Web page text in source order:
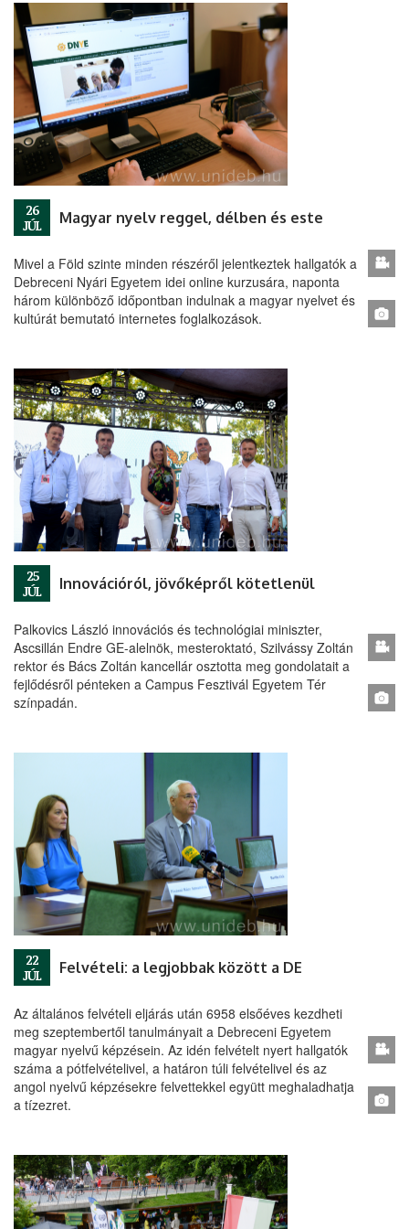
26
JÚL
Magyar nyelv reggel, délben és este
Mivel a Föld szinte minden részéről jelentkeztek hallgatók a
Debreceni Nyári Egyetem idei online kurzusára, naponta
három különböző időpontban indulnak a magyar nyelvet és
kultúrát bemutató internetes foglalkozások.
25
JÚL
Innovációról, jövőképről kötetlenül
Palkovics László innovációs és technológiai miniszter,
Ascsillán Endre GE-alelnök, mesteroktató, Szilvássy Zoltán
rektor és Bács Zoltán kancellár osztotta meg gondolatait a
fejlődésről pénteken a Campus Fesztivál Egyetem Tér
színpadán.
22
JÚL
Felvételi: a legjobbak között a DE
Az általános felvételi eljárás után 6958 elsőéves kezdheti
meg szeptembertől tanulmányait a Debreceni Egyetem
magyar nyelvű képzésein. Az idén felvételt nyert hallgatók
száma a pótfelvételivel, a határon túli felvételivel és az
angol nyelvű képzésekre felvettekkel együtt meghaladhatja
a tízezret.